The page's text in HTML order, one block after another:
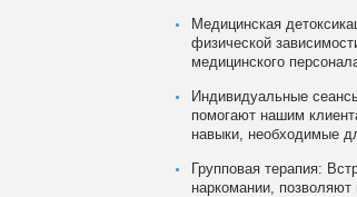
Медицинская
физической
медицинского
Индивидуальные
помогают нашим
навыки, необходимые
Групповая терапия:
наркомании,